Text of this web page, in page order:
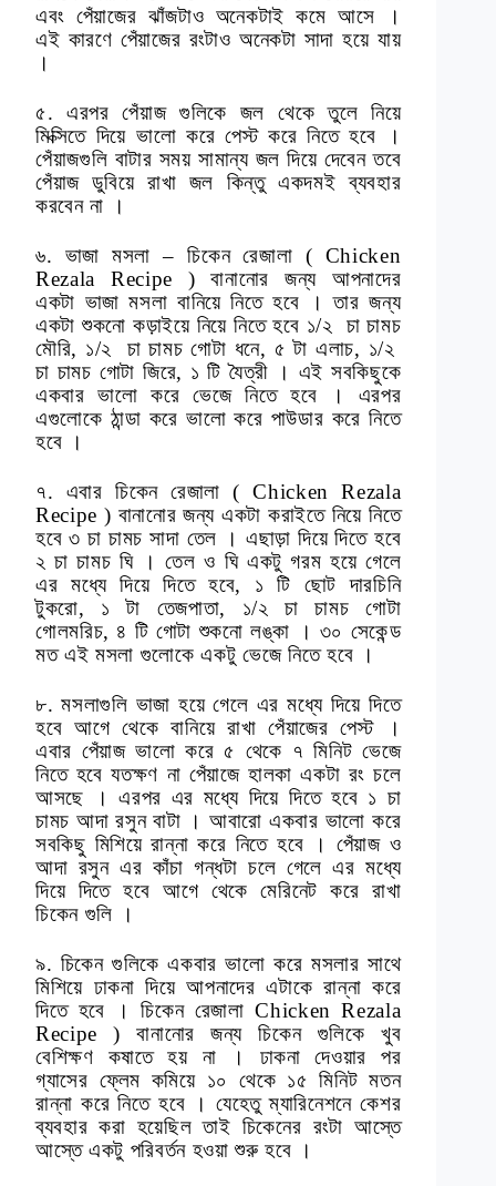
এবং পেঁয়াজের ঝাঁজটাও অনেকটাই কমে আসে ।
এই কারণে পেঁয়াজের রংটাও অনেকটা সাদা হয়ে যায়
।
৫. এরপর পেঁয়াজ গুলিকে জল থেকে তুলে নিয়ে
মিক্সিতে দিয়ে ভালো করে পেস্ট করে নিতে হবে ।
পেঁয়াজগুলি বাটার সময় সামান্য জল দিয়ে দেবেন তবে
পেঁয়াজ ডুবিয়ে রাখা জল কিন্তু একদমই ব্যবহার
করবেন না ।
৬. ভাজা মসলা – চিকেন রেজালা ( Chicken
Rezala Recipe ) বানানোর জন্য আপনাদের
একটা ভাজা মসলা বানিয়ে নিতে হবে । তার জন্য
একটা শুকনো কড়াইয়ে নিয়ে নিতে হবে ১/২ চা চামচ
মৌরি, ১/২ চা চামচ গোটা ধনে, ৫ টা এলাচ, ১/২
চা চামচ গোটা জিরে, ১ টি যৈত্রী । এই সবকিছুকে
একবার ভালো করে ভেজে নিতে হবে । এরপর
এগুলোকে ঠান্ডা করে ভালো করে পাউডার করে নিতে
হবে ।
৭. এবার চিকেন রেজালা ( Chicken Rezala
Recipe ) বানানোর জন্য একটা করাইতে নিয়ে নিতে
হবে ৩ চা চামচ সাদা তেল । এছাড়া দিয়ে দিতে হবে
২ চা চামচ ঘি । তেল ও ঘি একটু গরম হয়ে গেলে
এর মধ্যে দিয়ে দিতে হবে, ১ টি ছোট দারচিনি
টুকরো, ১ টা তেজপাতা, ১/২ চা চামচ গোটা
গোলমরিচ, ৪ টি গোটা শুকনো লঙ্কা । ৩০ সেকেন্ড
মত এই মসলা গুলোকে একটু ভেজে নিতে হবে ।
৮. মসলাগুলি ভাজা হয়ে গেলে এর মধ্যে দিয়ে দিতে
হবে আগে থেকে বানিয়ে রাখা পেঁয়াজের পেস্ট ।
এবার পেঁয়াজ ভালো করে ৫ থেকে ৭ মিনিট ভেজে
নিতে হবে যতক্ষণ না পেঁয়াজে হালকা একটা রং চলে
আসছে । এরপর এর মধ্যে দিয়ে দিতে হবে ১ চা
চামচ আদা রসুন বাটা । আবারো একবার ভালো করে
সবকিছু মিশিয়ে রান্না করে নিতে হবে । পেঁয়াজ ও
আদা রসুন এর কাঁচা গন্ধটা চলে গেলে এর মধ্যে
দিয়ে দিতে হবে আগে থেকে মেরিনেট করে রাখা
চিকেন গুলি ।
৯. চিকেন গুলিকে একবার ভালো করে মসলার সাথে
মিশিয়ে ঢাকনা দিয়ে আপনাদের এটাকে রান্না করে
দিতে হবে । চিকেন রেজালা Chicken Rezala
Recipe ) বানানোর জন্য চিকেন গুলিকে খুব
বেশিক্ষণ কষাতে হয় না । ঢাকনা দেওয়ার পর
গ্যাসের ফ্লেম কমিয়ে ১০ থেকে ১৫ মিনিট মতন
রান্না করে নিতে হবে । যেহেতু ম্যারিনেশনে কেশর
ব্যবহার করা হয়েছিল তাই চিকেনের রংটা আস্তে
আস্তে একটু পরিবর্তন হওয়া শুরু হবে ।